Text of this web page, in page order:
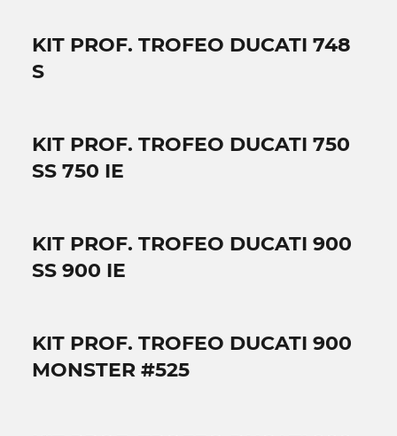
KIT PROF. TROFEO DUCATI 748
S
KIT PROF. TROFEO DUCATI 750
SS 750 IE
KIT PROF. TROFEO DUCATI 900
SS 900 IE
KIT PROF. TROFEO DUCATI 900
MONSTER #525